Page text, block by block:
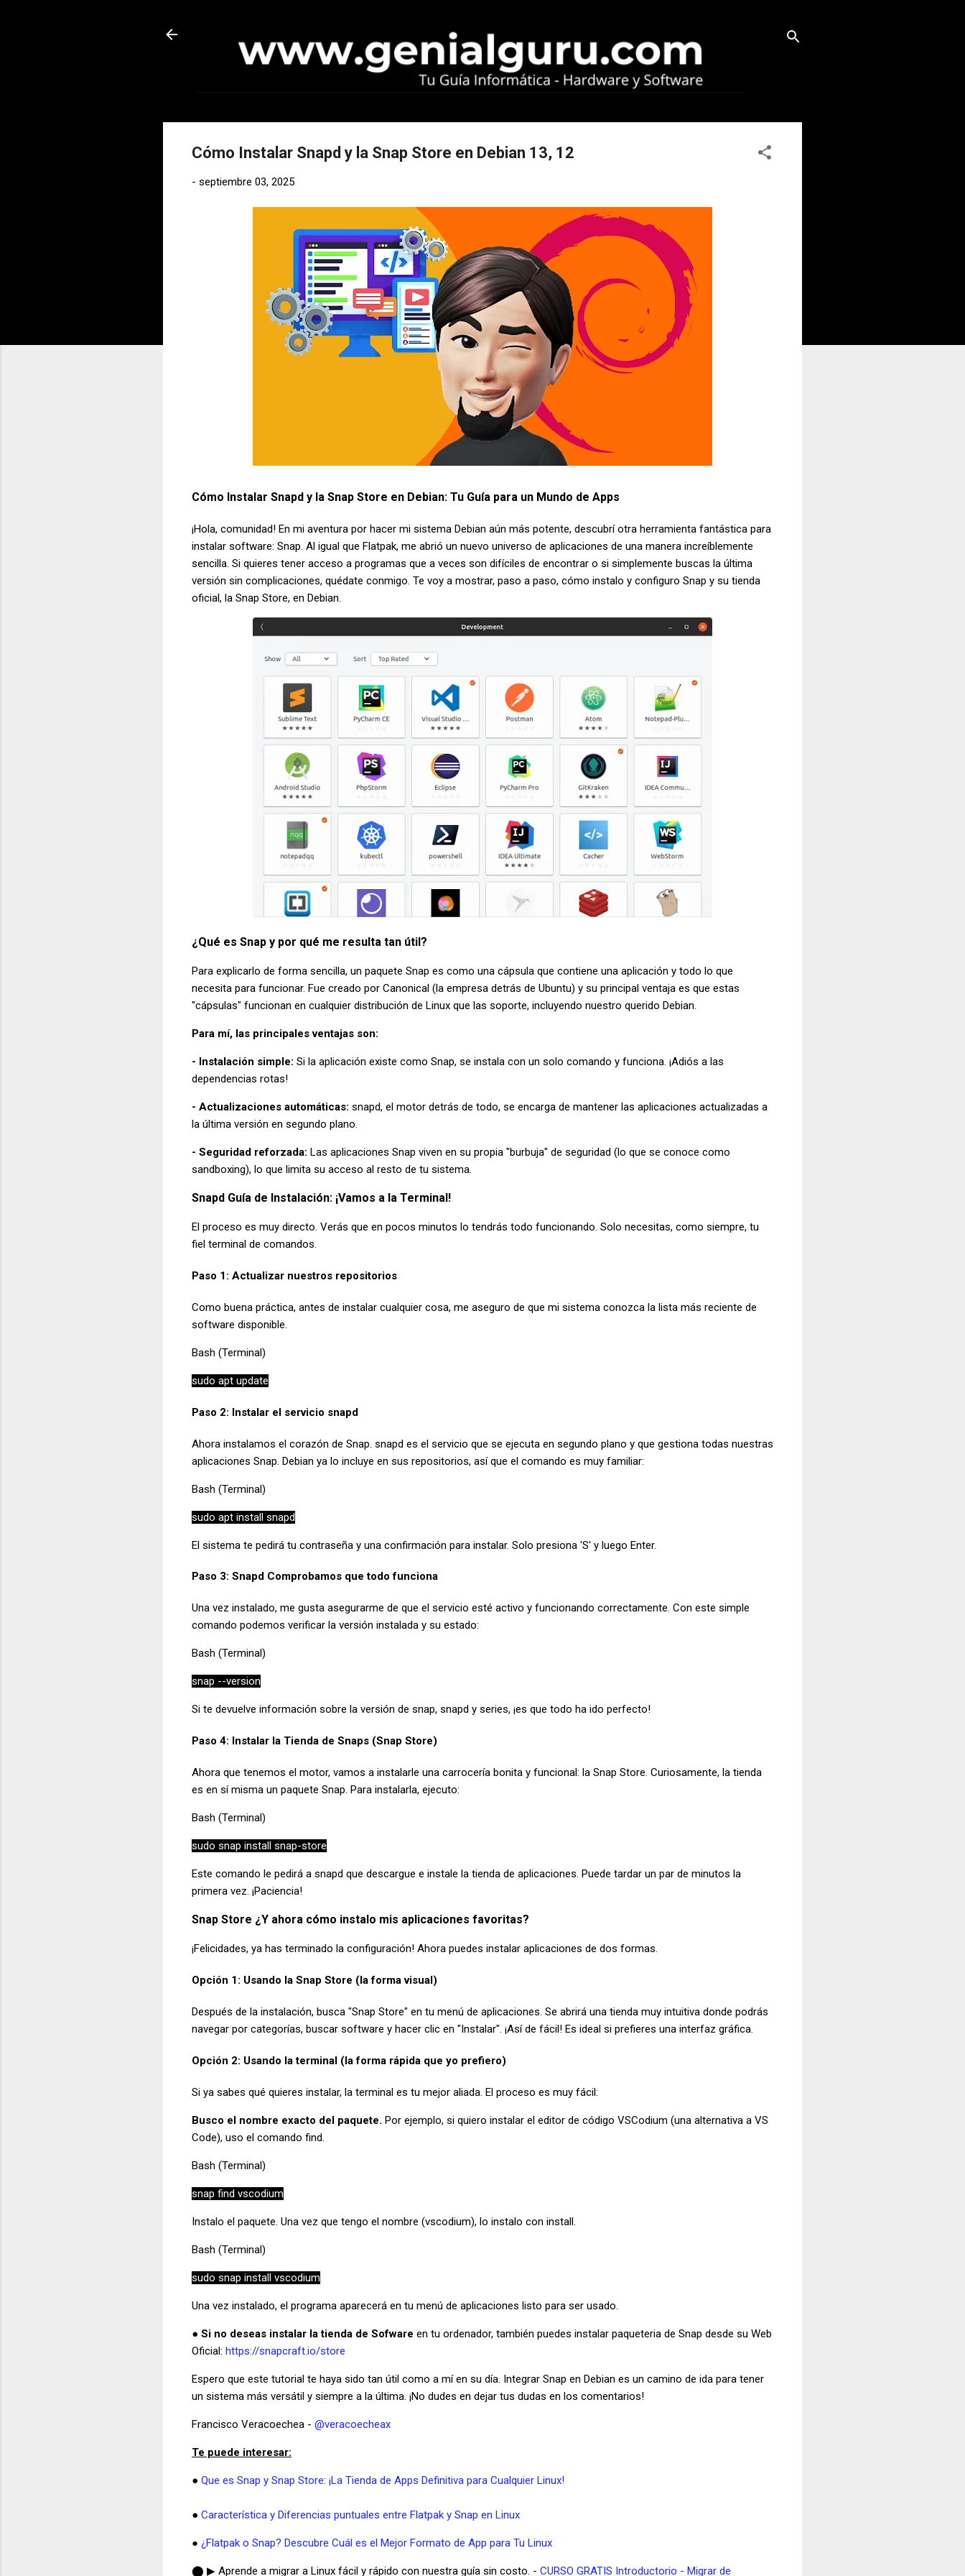
Cómo Instalar Snapd y la Snap Store en Debian 13, 12
- septiembre 03, 2025
Cómo Instalar Snapd y la Snap Store en Debian: Tu Guía para un Mundo de Apps
¡Hola, comunidad! En mi aventura por hacer mi sistema Debian aún más potente, descubrí otra herramienta fantástica para
instalar software: Snap. Al igual que Flatpak, me abrió un nuevo universo de aplicaciones de una manera increíblemente
sencilla. Si quieres tener acceso a programas que a veces son difíciles de encontrar o si simplemente buscas la última
versión sin complicaciones, quédate conmigo. Te voy a mostrar, paso a paso, cómo instalo y configuro Snap y su tienda
oficial, la Snap Store, en Debian.
¿Qué es Snap y por qué me resulta tan útil?
Para explicarlo de forma sencilla, un paquete Snap es como una cápsula que contiene una aplicación y todo lo que
necesita para funcionar. Fue creado por Canonical (la empresa detrás de Ubuntu) y su principal ventaja es que estas
"cápsulas" funcionan en cualquier distribución de Linux que las soporte, incluyendo nuestro querido Debian.
Para mí, las principales ventajas son:
- Instalación simple: Si la aplicación existe como Snap, se instala con un solo comando y funciona. ¡Adiós a las
dependencias rotas!
- Actualizaciones automáticas: snapd, el motor detrás de todo, se encarga de mantener las aplicaciones actualizadas a
la última versión en segundo plano.
- Seguridad reforzada: Las aplicaciones Snap viven en su propia "burbuja" de seguridad (lo que se conoce como
sandboxing), lo que limita su acceso al resto de tu sistema.
Snapd Guía de Instalación: ¡Vamos a la Terminal!
El proceso es muy directo. Verás que en pocos minutos lo tendrás todo funcionando. Solo necesitas, como siempre, tu
fiel terminal de comandos.
Paso 1: Actualizar nuestros repositorios
Como buena práctica, antes de instalar cualquier cosa, me aseguro de que mi sistema conozca la lista más reciente de
software disponible.
Bash (Terminal)
sudo apt update
Paso 2: Instalar el servicio snapd
Ahora instalamos el corazón de Snap. snapd es el servicio que se ejecuta en segundo plano y que gestiona todas nuestras
aplicaciones Snap. Debian ya lo incluye en sus repositorios, así que el comando es muy familiar:
Bash (Terminal)
sudo apt install snapd
El sistema te pedirá tu contraseña y una confirmación para instalar. Solo presiona 'S' y luego Enter.
Paso 3: Snapd Comprobamos que todo funciona
Una vez instalado, me gusta asegurarme de que el servicio esté activo y funcionando correctamente. Con este simple
comando podemos verificar la versión instalada y su estado:
Bash (Terminal)
snap --version
Si te devuelve información sobre la versión de snap, snapd y series, ¡es que todo ha ido perfecto!
Paso 4: Instalar la Tienda de Snaps (Snap Store)
Ahora que tenemos el motor, vamos a instalarle una carrocería bonita y funcional: la Snap Store. Curiosamente, la tienda
es en sí misma un paquete Snap. Para instalarla, ejecuto:
Bash (Terminal)
sudo snap install snap-store
Este comando le pedirá a snapd que descargue e instale la tienda de aplicaciones. Puede tardar un par de minutos la
primera vez. ¡Paciencia!
Snap Store ¿Y ahora cómo instalo mis aplicaciones favoritas?
¡Felicidades, ya has terminado la configuración! Ahora puedes instalar aplicaciones de dos formas.
Opción 1: Usando la Snap Store (la forma visual)
Después de la instalación, busca "Snap Store" en tu menú de aplicaciones. Se abrirá una tienda muy intuitiva donde podrás
navegar por categorías, buscar software y hacer clic en "Instalar". ¡Así de fácil! Es ideal si prefieres una interfaz gráfica.
Opción 2: Usando la terminal (la forma rápida que yo prefiero)
Si ya sabes qué quieres instalar, la terminal es tu mejor aliada. El proceso es muy fácil:
Busco el nombre exacto del paquete. Por ejemplo, si quiero instalar el editor de código VSCodium (una alternativa a VS
Code), uso el comando find.
Bash (Terminal)
snap find vscodium
Instalo el paquete. Una vez que tengo el nombre (vscodium), lo instalo con install.
Bash (Terminal)
sudo snap install vscodium
Una vez instalado, el programa aparecerá en tu menú de aplicaciones listo para ser usado.
● Si no deseas instalar la tienda de Sofware en tu ordenador, también puedes instalar paqueteria de Snap desde su Web
Oficial: https://snapcraft.io/store
Espero que este tutorial te haya sido tan útil como a mí en su día. Integrar Snap en Debian es un camino de ida para tener
un sistema más versátil y siempre a la última. ¡No dudes en dejar tus dudas en los comentarios!
Francisco Veracoechea - @veracoecheax
Te puede interesar:
● Que es Snap y Snap Store: ¡La Tienda de Apps Definitiva para Cualquier Linux!
● Característica y Diferencias puntuales entre Flatpak y Snap en Linux
● ¿Flatpak o Snap? Descubre Cuál es el Mejor Formato de App para Tu Linux
⬤ ▶ Aprende a migrar a Linux fácil y rápido con nuestra guía sin costo. - CURSO GRATIS Introductorio - Migrar de